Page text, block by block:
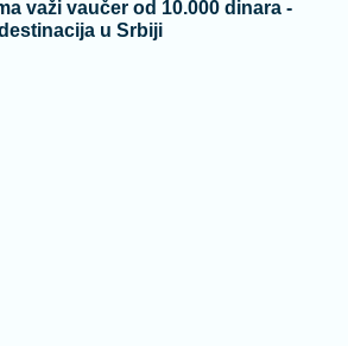
važi vaučer od 10.000 dinara -
u Srbiji